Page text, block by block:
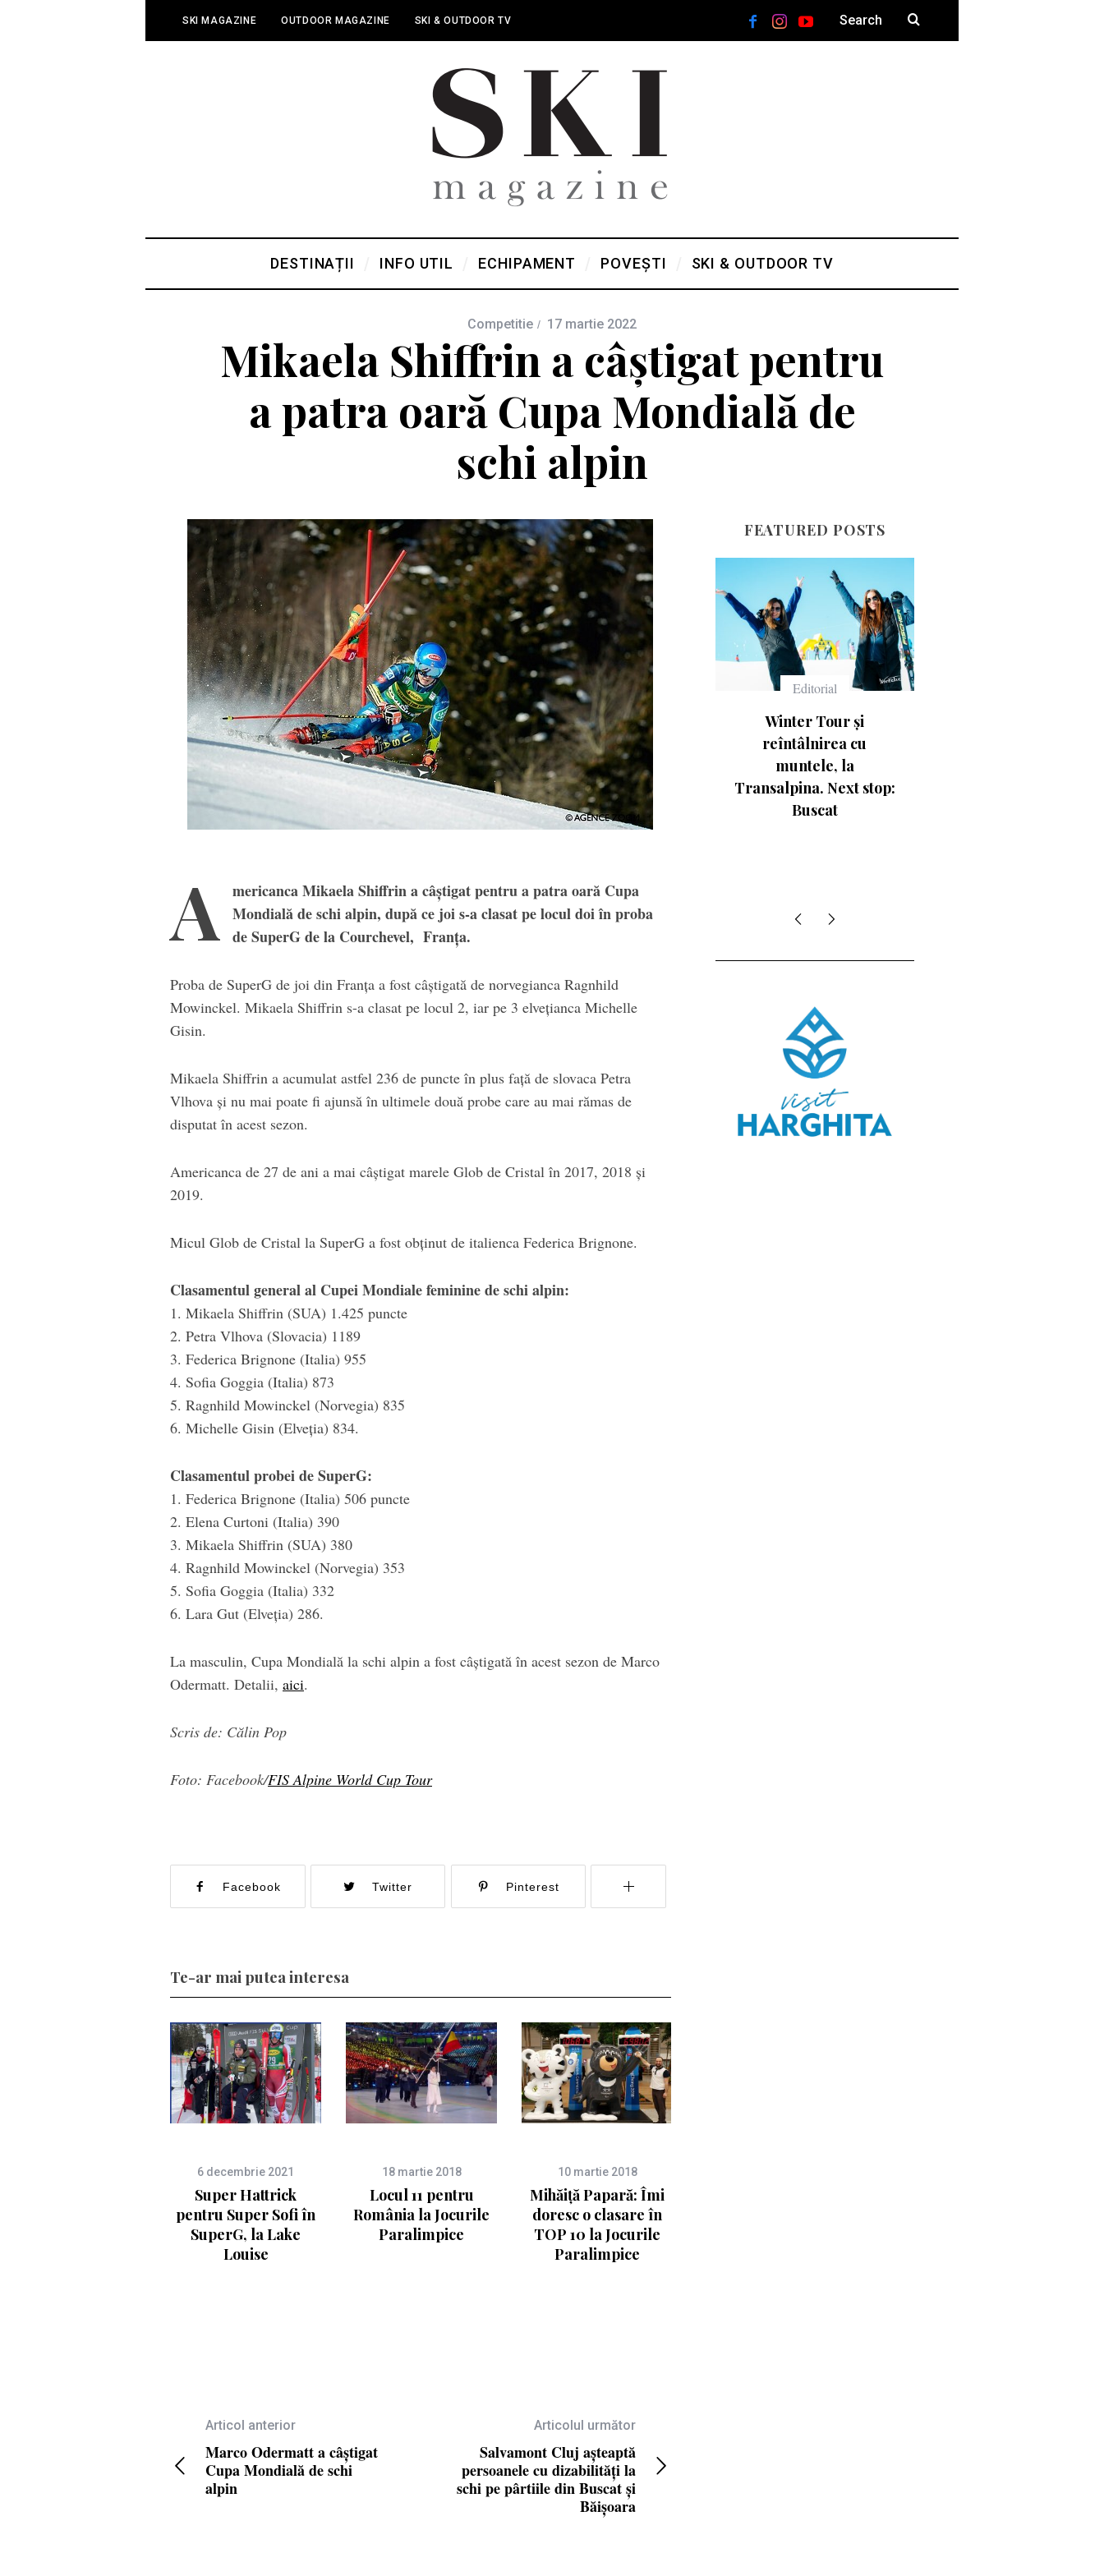
SKI MAGAZINE OUTDOOR MAGAZINE SKI & OUTDOOR TV
DESTINAȚII INFO UTIL ECHIPAMENT POVEȘTI SKI & OUTDOOR TV
Competitie 17 martie 2022
Mikaela Shiffrin a câștigat pentru
a patra oară Cupa Mondială de
schi alpin
A mericanca Mikaela Shiffrin a câștigat pentru a patra oară Cupa
Mondială de schi alpin, după ce joi s-a clasat pe locul doi în proba
de SuperG de la Courchevel, Franţa.
Proba de SuperG de joi din Franța a fost câștigată de norvegianca Ragnhild
Mowinckel. Mikaela Shiffrin s-a clasat pe locul 2, iar pe 3 elvețianca Michelle
Gisin.
Mikaela Shiffrin a acumulat astfel 236 de puncte în plus față de slovaca Petra
Vlhova și nu mai poate fi ajunsă în ultimele două probe care au mai rămas de
disputat în acest sezon.
Americanca de 27 de ani a mai câștigat marele Glob de Cristal în 2017, 2018 şi
2019.
Micul Glob de Cristal la SuperG a fost obținut de italienca Federica Brignone.
Clasamentul general al Cupei Mondiale feminine de schi alpin:
1. Mikaela Shiffrin (SUA) 1.425 puncte
2. Petra Vlhova (Slovacia) 1189
3. Federica Brignone (Italia) 955
4. Sofia Goggia (Italia) 873
5. Ragnhild Mowinckel (Norvegia) 835
6. Michelle Gisin (Elveţia) 834.
Clasamentul probei de SuperG:
1. Federica Brignone (Italia) 506 puncte
2. Elena Curtoni (Italia) 390
3. Mikaela Shiffrin (SUA) 380
4. Ragnhild Mowinckel (Norvegia) 353
5. Sofia Goggia (Italia) 332
6. Lara Gut (Elveţia) 286.
La masculin, Cupa Mondială la schi alpin a fost câștigată în acest sezon de Marco
Odermatt. Detalii, aici.
Scris de: Călin Pop
Foto: Facebook/FIS Alpine World Cup Tour
Facebook Twitter Pinterest
Te-ar mai putea interesa
6 decembrie 2021
Super Hattrick
pentru Super Sofi în
SuperG, la Lake
Louise
18 martie 2018
Locul 11 pentru
România la Jocurile
Paralimpice
10 martie 2018
Mihăiță Papară: Îmi
doresc o clasare în
TOP 10 la Jocurile
Paralimpice
Articol anterior
Marco Odermatt a câștigat
Cupa Mondială de schi
alpin
Articolul următor
Salvamont Cluj așteaptă
persoanele cu dizabilități la
schi pe pârtiile din Buscat și
Băișoara
FEATURED POSTS
Echipament
Casca Salomon Pioneer
Visor
Editorial
Winter Tour și
reîntâlnirea cu
muntele, la
Transalpina. Next stop:
Buscat
Echipament
Ce înseamnă numerele
de pe schiuri